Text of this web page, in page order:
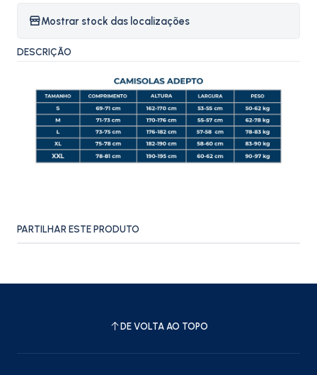
Mostrar stock das localizações
DESCRIÇÃO
PARTILHAR ESTE PRODUTO
DE VOLTA AO TOPO